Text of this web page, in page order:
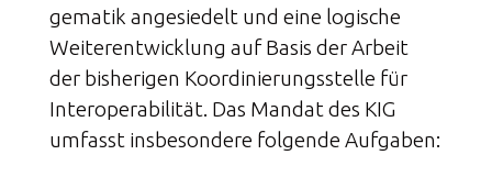
gematik angesiedelt und eine logische
Weiterentwicklung auf Basis der Arbeit
der bisherigen Koordinierungsstelle für
Interoperabilität. Das Mandat des KIG
umfasst insbesondere folgende Aufgaben: